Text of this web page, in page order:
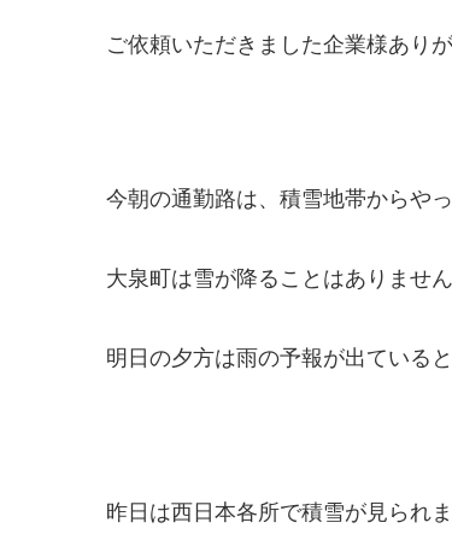
ご依頼いただきました企業様あり
今朝の通勤路は、積雪地帯からや
大泉町は雪が降ることはありませ
明日の夕方は雨の予報が出ている
昨日は西日本各所で積雪が見られま